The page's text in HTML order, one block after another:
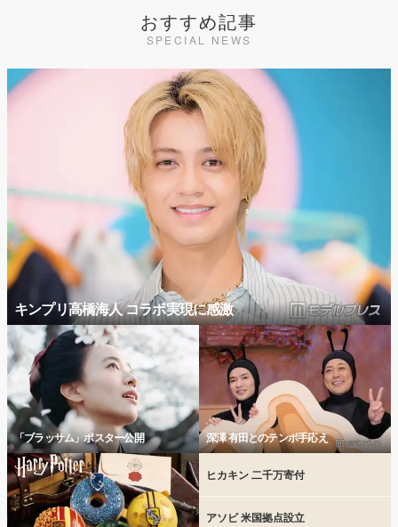
おすすめ記事
SPECIAL NEWS
キンプリ高橋海人 コラボ実現に感激
「ブラッサム」ポスター公開 深澤 有田とのテンポ手応え
ヒカキン 二千万寄付
アソビ 米国拠点設立